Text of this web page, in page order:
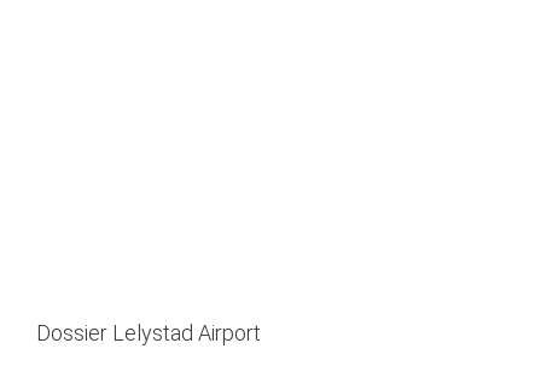
Dossier Lelystad Airport